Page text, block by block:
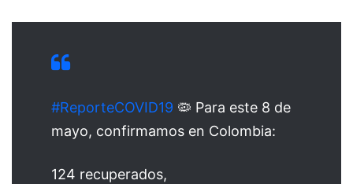
#ReporteCOVID19 🦠 Para este 8 de
mayo, confirmamos en Colombia:
124 recuperados,